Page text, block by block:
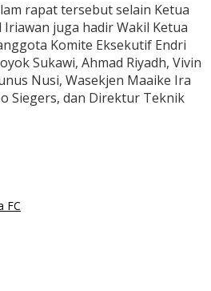
rapat tersebut selain Ketua
Iriawan juga hadir Wakil Ketua
Komite Eksekutif Endri
Sukawi, Ahmad Riyadh, Vivin
Nusi, Wasekjen Maaike Ira
Siegers, dan Direktur Teknik
FC